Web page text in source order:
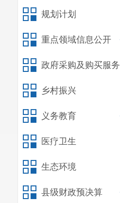
规划计划
重点领域信息公开
政府采购及购买服务
乡村振兴
义务教育
医疗卫生
生态环境
县级财政预决算